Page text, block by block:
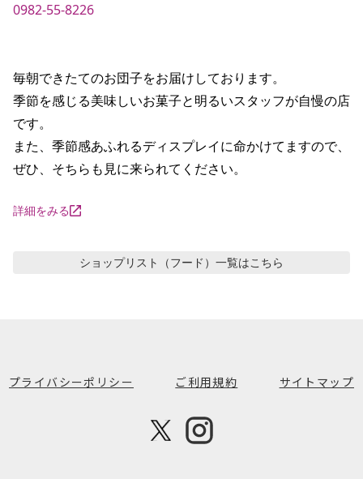
0982-55-8226
毎朝できたてのお団子をお届けしております。
季節を感じる美味しいお菓子と明るいスタッフが自慢の店
です。
また、季節感あふれるディスプレイに命かけてますので、
ぜひ、そちらも見に来られてください。
詳細をみる
ショップリスト（フード） 一覧はこちら
プライバシーポリシー ご利用規約 サイトマップ